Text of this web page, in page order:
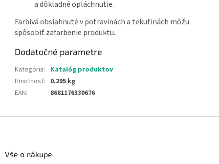
a dôkladné opláchnutie.
Farbivá obsiahnuté v potravinách a tekutinách môžu
spôsobiť zafarbenie produktu.
Dodatočné parametre
Kategória:
Katalóg produktov
Hmotnosť: 0.295 kg
EAN: 8681176330676
Vše o nákupe